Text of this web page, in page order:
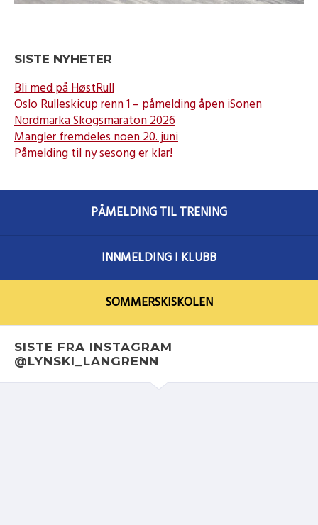
SISTE NYHETER
Bli med på HøstRull
Oslo Rulleskicup renn 1 – påmelding åpen iSonen
Nordmarka Skogsmaraton 2026
Mangler fremdeles noen 20. juni
Påmelding til ny sesong er klar!
PÅMELDING TIL TRENING
INNMELDING I KLUBB
SOMMERSKISKOLEN
SISTE FRA INSTAGRAM
@LYNSKI_LANGRENN